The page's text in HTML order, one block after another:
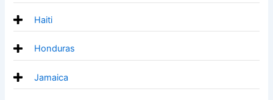
Haiti
Honduras
Jamaica